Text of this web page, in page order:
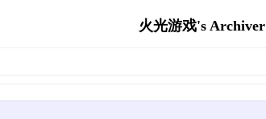
火光游戏's Archiver